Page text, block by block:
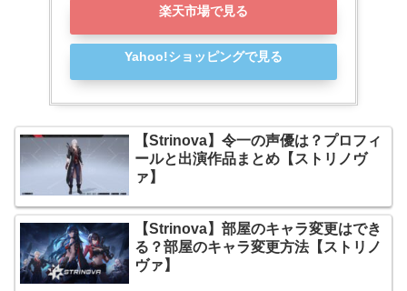
楽天市場で見る
Yahoo!ショッピングで見る
【Strinova】令一の声優は？プロフィ
ールと出演作品まとめ【ストリノヴ
ァ】
【Strinova】部屋のキャラ変更はでき
る？部屋のキャラ変更方法【ストリノ
ヴァ】